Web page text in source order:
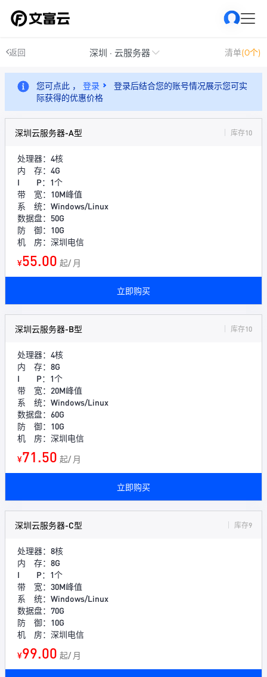
返回 深圳 · 云服务器 清单(0个)
您可点此 ， 登录
登录后结合您的账号情况展示您可实
际获得的优惠价格
深圳云服务器-A型 库存10
处理器：4核
内 存：4G
I P：1个
带 宽：10M峰值
系 统：Windows/Linux
数据盘：50G
防 御：10G
机 房：深圳电信
¥55.00 起/ 月
立即购买
深圳云服务器-B型 库存10
处理器：4核
内 存：8G
I P：1个
带 宽：20M峰值
系 统：Windows/Linux
数据盘：60G
防 御：10G
机 房：深圳电信
¥71.50 起/ 月
立即购买
深圳云服务器-C型 库存9
处理器：8核
内 存：8G
I P：1个
带 宽：30M峰值
系 统：Windows/Linux
数据盘：70G
防 御：10G
机 房：深圳电信
¥99.00 起/ 月